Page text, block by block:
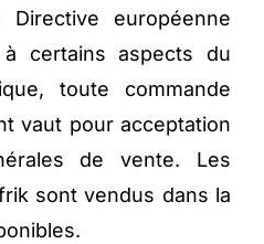
européenne
à certains aspects du
toute commande
vaut pour acceptation
de vente. Les
sont vendus dans la